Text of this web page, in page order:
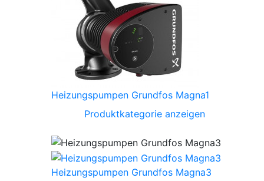
Heizungspumpen Grundfos Magna1
Produktkategorie anzeigen
Heizungspumpen Grundfos Magna3